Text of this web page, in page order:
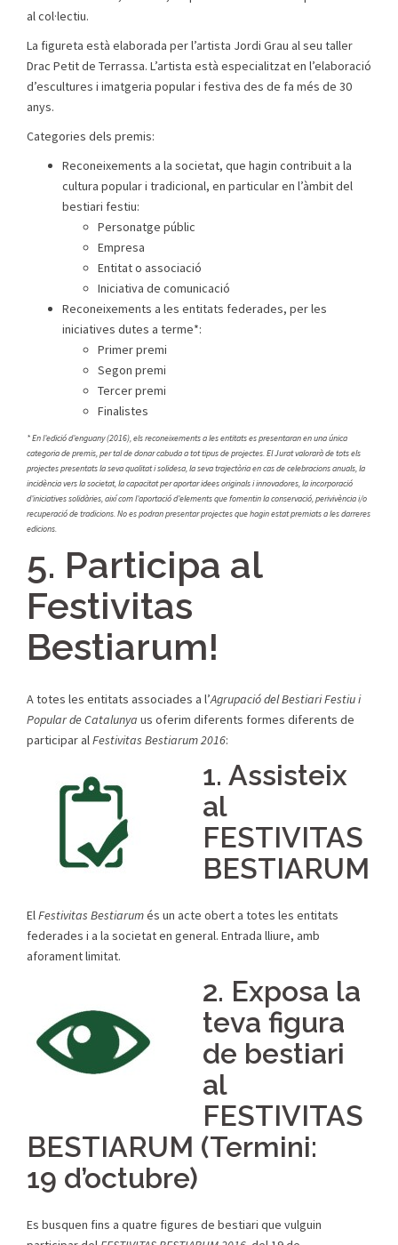
al col·lectiu.
La figureta està elaborada per l’artista Jordi Grau al seu taller
Drac Petit de Terrassa. L’artista està especialitzat en l’elaboració
d’escultures i imatgeria popular i festiva des de fa més de 30
anys.
Categories dels premis:
Reconeixements a la societat, que hagin contribuit a la
cultura popular i tradicional, en particular en l’àmbit del
bestiari festiu:
Personatge públic
Empresa
Entitat o associació
Iniciativa de comunicació
Reconeixements a les entitats federades, per les
iniciatives dutes a terme*:
Primer premi
Segon premi
Tercer premi
Finalistes
* En l’edició d’enguany (2016), els reconeixements a les entitats es presentaran en una única
categoria de premis, per tal de donar cabuda a tot tipus de projectes. El Jurat valorarà de tots els
projectes presentats la seva qualitat i solidesa, la seva trajectòria en cas de celebracions anuals, la
incidència vers la societat, la capacitat per aportar idees originals i innovadores, la incorporació
d’iniciatives solidàries, així com l’aportació d’elements que fomentin la conservació, perivivència i/o
recuperació de tradicions. No es podran presentar projectes que hagin estat premiats a les darreres
edicions.
5. Participa al
Festivitas
Bestiarum!
A totes les entitats associades a l’Agrupació del Bestiari Festiu i
Popular de Catalunya us oferim diferents formes diferents de
participar alFestivitas Bestiarum 2016:
1. Assisteix
al
FESTIVITAS
BESTIARUM
ElFestivitas Bestiarumés un acte obert a totes les entitats
federades i a la societat en general. Entrada lliure, amb
aforament limitat.
2. Exposa la
teva figura
de bestiari
al
FESTIVITAS
BESTIARUM (Termini:
19 d’octubre)
Es busquen fins a quatre figures de bestiari que vulguin